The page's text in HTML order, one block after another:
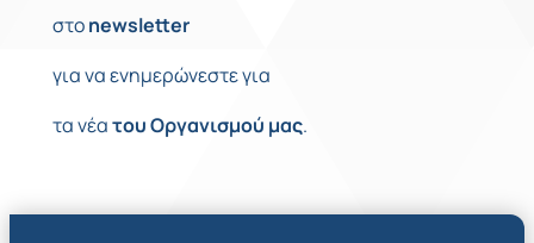
στοnewsletter
για να ενημερώνεστε για
τα νέατουΟργανισμού μας.